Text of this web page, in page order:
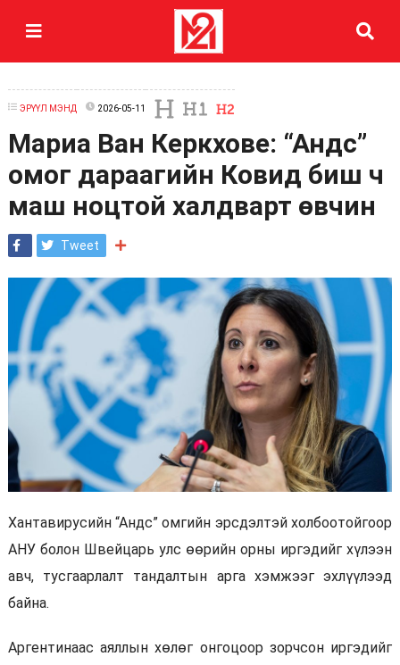
ЭРҮҮЛ МЭНД 2026-05-11
Мариа Ван Керкхове: “Андс”
омог дараагийн Ковид биш ч
маш ноцтой халдварт өвчин
Tweet
Хантавирусийн “Андс” омгийн эрсдэлтэй холбоотойгоор
АНУ болон Швейцарь улс өөрийн орны иргэдийг хүлээн
авч, тусгаарлалт тандалтын арга хэмжээг эхлүүлээд
байна.
Аргентинаас аяллын хөлөг онгоцоор зорчсон иргэдийг